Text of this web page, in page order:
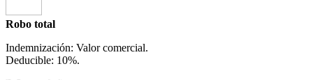
Robo total
Indemnización: Valor comercial.
Deducible: 10%.